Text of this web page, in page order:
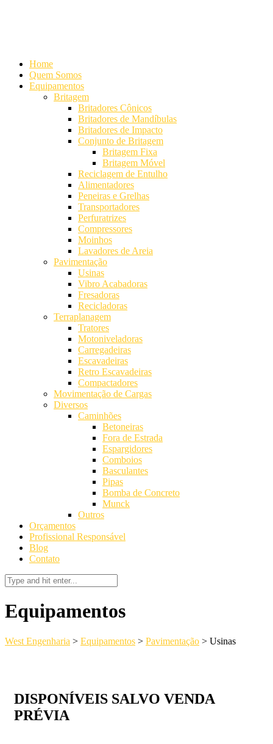
Home
Quem Somos
Equipamentos
Britagem
Britadores Cônicos
Britadores de Mandíbulas
Britadores de Impacto
Conjunto de Britagem
Britagem Fixa
Britagem Móvel
Reciclagem de Entulho
Alimentadores
Peneiras e Grelhas
Transportadores
Perfuratrizes
Compressores
Moinhos
Lavadores de Areia
Pavimentação
Usinas
Vibro Acabadoras
Fresadoras
Recicladoras
Terraplanagem
Tratores
Motoniveladoras
Carregadeiras
Escavadeiras
Retro Escavadeiras
Compactadores
Movimentação de Cargas
Diversos
Caminhões
Betoneiras
Fora de Estrada
Espargidores
Comboios
Basculantes
Pipas
Bomba de Concreto
Munck
Outros
Orçamentos
Profissional Responsável
Blog
Contato
Equipamentos
West Engenharia > Equipamentos > Pavimentação > Usinas
DISPONÍVEIS SALVO VENDA
PRÉVIA